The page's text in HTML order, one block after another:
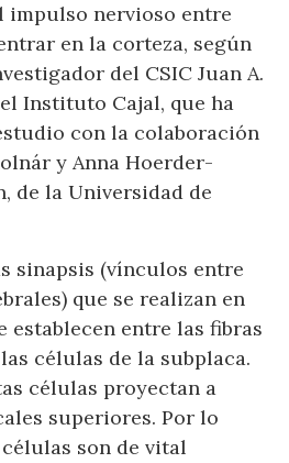
impulso nervioso entre
en la corteza, según
del CSIC Juan A.
Instituto Cajal, que ha
con la colaboración
y Anna Hoerder-
de la Universidad de
sinapsis (vínculos entre
que se realizan en
establecen entre las fibras
células de la subplaca.
células proyectan a
superiores. Por lo
son de vital